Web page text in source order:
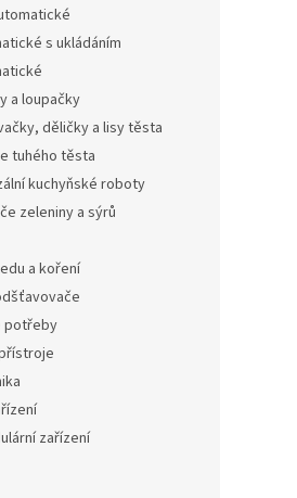
s ukládáním
a loupačky
děličky a lisy těsta
tuhého těsta
kuchyňské roboty
zeleniny a sýrů
a koření
potřeby
zařízení